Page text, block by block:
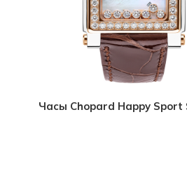
Часы Chopard Happy Sport